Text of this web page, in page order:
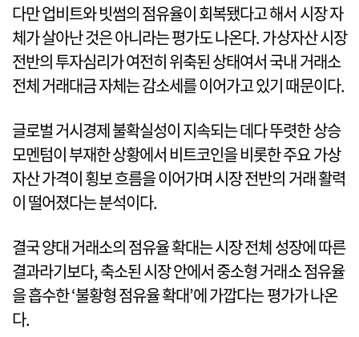
다만 업비트와 빗썸의 점유율이 회복됐다고 해서 시장 자
체가 살아난 것은 아니라는 평가도 나온다. 가상자산 시장
전반의 투자심리가 여전히 위축된 상태여서 국내 거래소
전체 거래대금 자체는 감소세를 이어가고 있기 때문이다.
글로벌 거시경제 불확실성이 지속되는 데다 뚜렷한 상승
모멘텀이 부재한 상황에서 비트코인을 비롯한 주요 가상
자산 가격이 횡보 흐름을 이어가며 시장 전반의 거래 활력
이 떨어졌다는 분석이다.
결국 양대 거래소의 점유율 확대는 시장 전체 성장에 따른
결과라기보다, 축소된 시장 안에서 중소형 거래소 점유율
을 흡수한 ‘불황형 점유율 확대’에 가깝다는 평가가 나온
다.